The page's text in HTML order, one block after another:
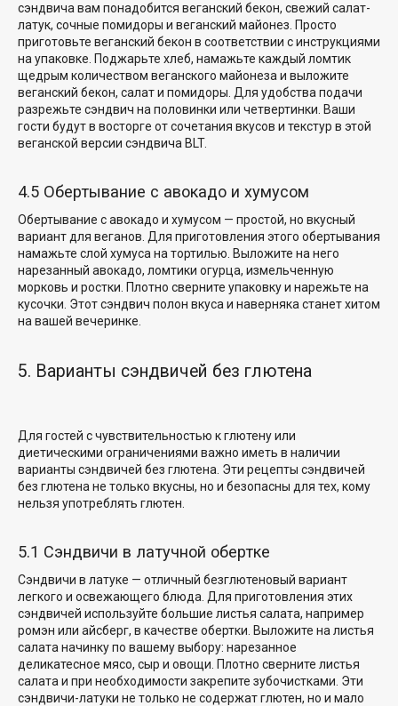
сэндвича вам понадобится веганский бекон, свежий салат-
латук, сочные помидоры и веганский майонез. Просто
приготовьте веганский бекон в соответствии с инструкциями
на упаковке. Поджарьте хлеб, намажьте каждый ломтик
щедрым количеством веганского майонеза и выложите
веганский бекон, салат и помидоры. Для удобства подачи
разрежьте сэндвич на половинки или четвертинки. Ваши
гости будут в восторге от сочетания вкусов и текстур в этой
веганской версии сэндвича BLT.
4.5 Обертывание с авокадо и хумусом
Обертывание с авокадо и хумусом — простой, но вкусный
вариант для веганов. Для приготовления этого обертывания
намажьте слой хумуса на тортилью. Выложите на него
нарезанный авокадо, ломтики огурца, измельченную
морковь и ростки. Плотно сверните упаковку и нарежьте на
кусочки. Этот сэндвич полон вкуса и наверняка станет хитом
на вашей вечеринке.
5. Варианты сэндвичей без глютена
Для гостей с чувствительностью к глютену или
диетическими ограничениями важно иметь в наличии
варианты сэндвичей без глютена. Эти рецепты сэндвичей
без глютена не только вкусны, но и безопасны для тех, кому
нельзя употреблять глютен.
5.1 Сэндвичи в латучной обертке
Сэндвичи в латуке — отличный безглютеновый вариант
легкого и освежающего блюда. Для приготовления этих
сэндвичей используйте большие листья салата, например
ромэн или айсберг, в качестве обертки. Выложите на листья
салата начинку по вашему выбору: нарезанное
деликатесное мясо, сыр и овощи. Плотно сверните листья
салата и при необходимости закрепите зубочистками. Эти
сэндвичи-латуки не только не содержат глютен, но и мало